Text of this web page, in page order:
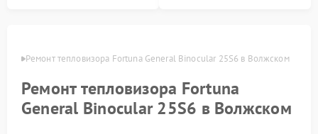
Ремонт тепловизора Fortuna General Binocular 25S6 в Волжском
Ремонт тепловизора Fortuna
General Binocular 25S6 в Волжском